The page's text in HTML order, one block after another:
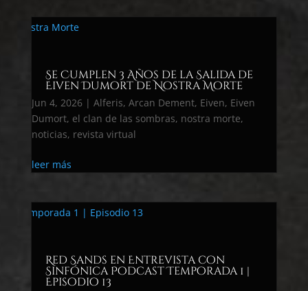
Se Cumplen 3 Años de la Salida de
Eiven Dumort de Nostra Morte
Jun 4, 2026| Alferis, Arcan Dement, Eiven, Eiven
Dumort, el clan de las sombras, nostra morte,
noticias, revista virtual
leer más
Red Sands en Entrevista con
Sinfónica Podcast Temporada 1 |
Episodio 13